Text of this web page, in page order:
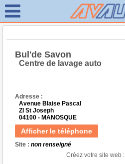
Bul'de Savon
Centre de lavage auto
Adresse :
Avenue Blaise Pascal
ZI St Joseph
04100 - MANOSQUE
Afficher le téléphone
Site : non renseigné
Créez votre site web :